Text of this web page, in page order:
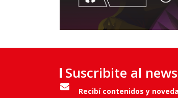
Suscribite al
Recibí contenidos y